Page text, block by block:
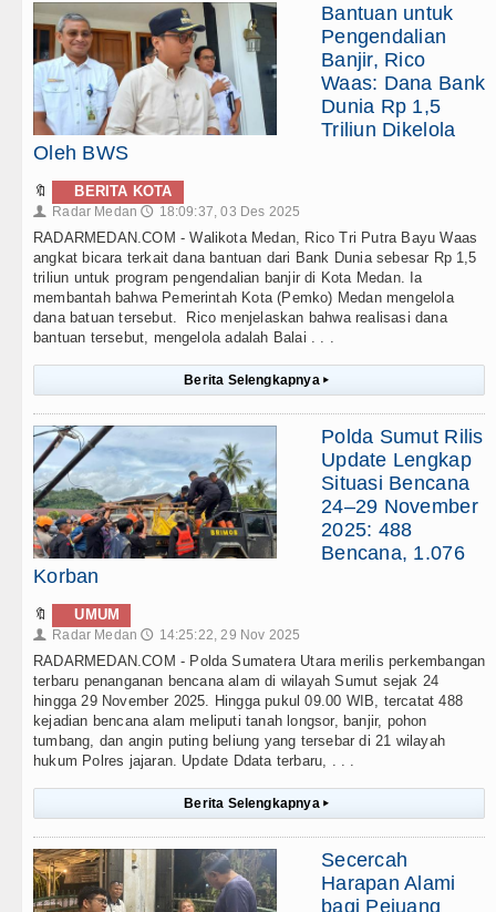
Bantuan untuk
Pengendalian
Banjir, Rico
Waas: Dana Bank
Dunia Rp 1,5
Triliun Dikelola
Oleh BWS
🔖 BERITA KOTA
👤 Radar Medan 🕔 18:09:37, 03 Des 2025
RADARMEDAN.COM - Walikota Medan, Rico Tri Putra Bayu Waas
angkat bicara terkait dana bantuan dari Bank Dunia sebesar Rp 1,5
triliun untuk program pengendalian banjir di Kota Medan. Ia
membantah bahwa Pemerintah Kota (Pemko) Medan mengelola
dana batuan tersebut. Rico menjelaskan bahwa realisasi dana
bantuan tersebut, mengelola adalah Balai . . .
Berita Selengkapnya ▸
Polda Sumut Rilis
Update Lengkap
Situasi Bencana
24–29 November
2025: 488
Bencana, 1.076
Korban
🔖 UMUM
👤 Radar Medan 🕔 14:25:22, 29 Nov 2025
RADARMEDAN.COM - Polda Sumatera Utara merilis perkembangan
terbaru penanganan bencana alam di wilayah Sumut sejak 24
hingga 29 November 2025. Hingga pukul 09.00 WIB, tercatat 488
kejadian bencana alam meliputi tanah longsor, banjir, pohon
tumbang, dan angin puting beliung yang tersebar di 21 wilayah
hukum Polres jajaran. Update Ddata terbaru, . . .
Berita Selengkapnya ▸
Secercah
Harapan Alami
bagi Pejuang